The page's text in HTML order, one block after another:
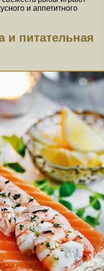
и аппетитного
и питательная